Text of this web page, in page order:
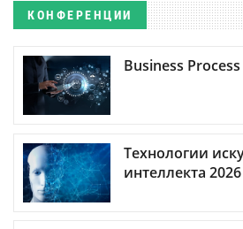
КОНФЕРЕНЦИИ
Business
Технологии
интеллекта 2026